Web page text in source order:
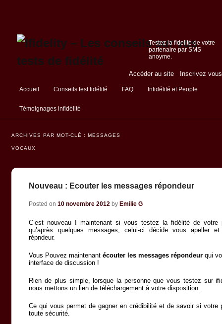
Testez la fidelité de votre
partenaire par SMS
anoyme.
Accéder au site - Inscrivez vous
Aller au contenu principal
Aller au contenu secondaire
Accueil Conseils test fidélité FAQ Infidélité et People
Témoignages infidélité
ARCHIVES PAR MOT-CLÉ :MESSAGES
VOCAUX
Nouveau : Ecouter les messages répondeur
Posted on10 novembre 2012 byEmilie G
C’est nouveau ! maintenant si vous testez la fidélité de votre
qu’après quelques messages, celui-ci décide vous apeller
répndeur.
Vous Pouvez maintenantécouter les messages répondeur qui
interface de discussion !
Rien de plus simple, lorsque la personne que vous testez sur
nous mettons un lien de téléchargement à votre disposition.
Ce qui vous permet de gagner en crédibilité et de savoir si votre
toute sécurité.